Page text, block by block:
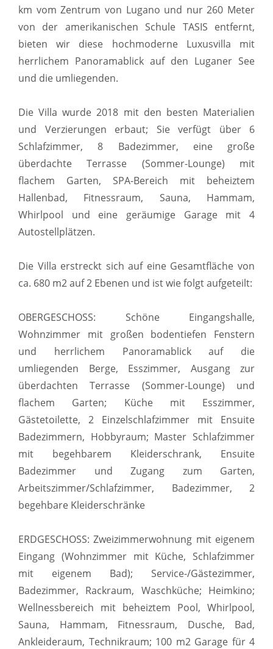
km vom Zentrum von Lugano und nur 260 Meter
von der amerikanischen Schule TASIS entfernt,
bieten wir diese hochmoderne Luxusvilla mit
herrlichem Panoramablick auf den Luganer See
und die umliegenden.
Die Villa wurde 2018 mit den besten Materialien
und Verzierungen erbaut; Sie verfügt über 6
Schlafzimmer, 8 Badezimmer, eine große
überdachte Terrasse (Sommer-Lounge) mit
flachem Garten, SPA-Bereich mit beheiztem
Hallenbad, Fitnessraum, Sauna, Hammam,
Whirlpool und eine geräumige Garage mit 4
Autostellplätzen.
Die Villa erstreckt sich auf eine Gesamtfläche von
ca. 680 m2 auf 2 Ebenen und ist wie folgt aufgeteilt:
OBERGESCHOSS: Schöne Eingangshalle,
Wohnzimmer mit großen bodentiefen Fenstern
und herrlichem Panoramablick auf die
umliegenden Berge, Esszimmer, Ausgang zur
überdachten Terrasse (Sommer-Lounge) und
flachem Garten; Küche mit Esszimmer,
Gästetoilette, 2 Einzelschlafzimmer mit Ensuite
Badezimmern, Hobbyraum; Master Schlafzimmer
mit begehbarem Kleiderschrank, Ensuite
Badezimmer und Zugang zum Garten,
Arbeitszimmer/Schlafzimmer, Badezimmer, 2
begehbare Kleiderschränke
ERDGESCHOSS: Zweizimmerwohnung mit eigenem
Eingang (Wohnzimmer mit Küche, Schlafzimmer
mit eigenem Bad); Service-/Gästezimmer,
Badezimmer, Rackraum, Waschküche; Heimkino;
Wellnessbereich mit beheiztem Pool, Whirlpool,
Sauna, Hammam, Fitnessraum, Dusche, Bad,
Ankleideraum, Technikraum; 100 m2 Garage für 4